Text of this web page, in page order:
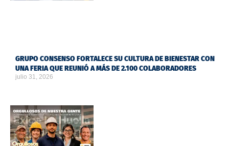
GRUPO CONSENSO FORTALECE SU CULTURA DE BIENESTAR CON
UNA FERIA QUE REUNIÓ A MÁS DE 2.100 COLABORADORES
julio 31, 2026